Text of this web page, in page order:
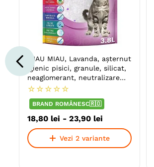
MIAU MIAU, Lavanda, așternut
igienic pisici, granule, silicat,
neaglomerant, neutralizare
mirosuri
☆ ☆ ☆ ☆ ☆
BRAND ROMÂNESC🇷🇴
18,80 lei - 23,90 lei
Vezi 2 variante